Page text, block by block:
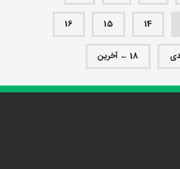
14
15
16
18 ← آخرین